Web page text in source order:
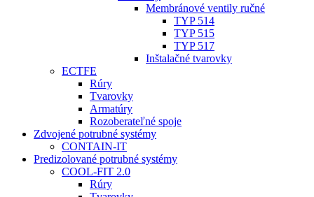
Membránové ventily ručné
TYP 514
TYP 515
TYP 517
Inštalačné tvarovky
ECTFE
Rúry
Tvarovky
Armatúry
Rozoberateľné spoje
Zdvojené potrubné systémy
CONTAIN-IT
Predizolované potrubné systémy
COOL-FIT 2.0
Rúry